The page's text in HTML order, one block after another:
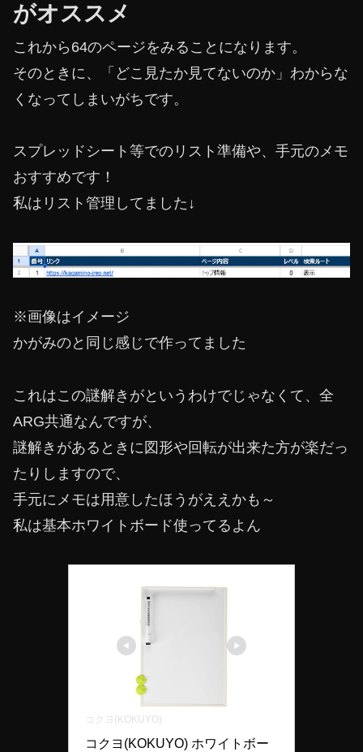
がオススメ
これから64のページをみることになります。
そのときに、「どこ見たか見てないのか」わからな
くなってしまいがちです。
スプレッドシート等でのリスト準備や、手元のメモ
おすすめです！
私はリスト管理してました↓
※画像はイメージ
かがみのと同じ感じで作ってました
これはこの謎解きがというわけでじゃなくて、全
ARG共通なんですが、
謎解きがあるときに図形や回転が出来た方が楽だっ
たりしますので、
手元にメモは用意したほうがええかも～
私は基本ホワイトボード使ってるよん
コクヨ(KOKUYO)
コクヨ(KOKUYO) ホワイトボー